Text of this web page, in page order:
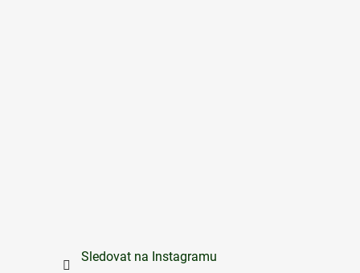
Sledovat na Instagramu